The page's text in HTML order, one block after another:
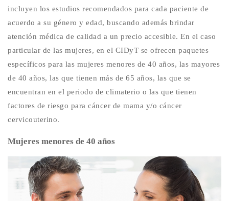
incluyen los estudios recomendados para cada paciente de
acuerdo a su género y edad, buscando además brindar
atención médica de calidad a un precio accesible. En el caso
particular de las mujeres, en el CIDyT se ofrecen paquetes
específicos para las mujeres menores de 40 años, las mayores
de 40 años, las que tienen más de 65 años, las que se
encuentran en el periodo de climaterio o las que tienen
factores de riesgo para cáncer de mama y/o cáncer
cervicouterino.
Mujeres menores de 40 años